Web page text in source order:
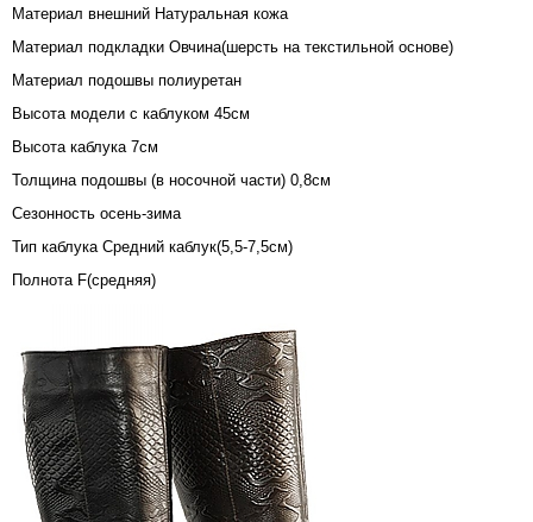
Материал внешний Натуральная кожа
Материал подкладки Овчина(шерсть на текстильной основе)
Материал подошвы полиуретан
Высота модели с каблуком 45см
Высота каблука 7см
Толщина подошвы (в носочной части) 0,8см
Сезонность осень-зима
Тип каблука Средний каблук(5,5-7,5см)
Полнота F(средняя)